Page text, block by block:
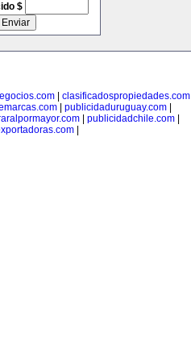
$
clasificadospropiedades.com
| publicidaduruguay.com|
publicidadchile.com